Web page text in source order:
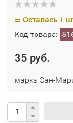
Осталась 1
Код товара:
35 руб.
марка Сан-